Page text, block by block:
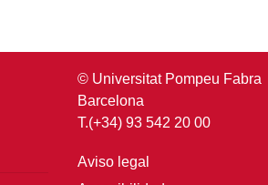
© Universitat Pompeu Fabra
Barcelona
T.(+34) 93 542 20 00
Aviso legal